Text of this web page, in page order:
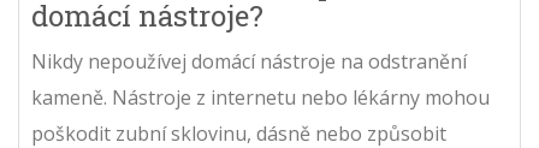
domácí nástroje?
Nikdy nepoužívej domácí nástroje na odstranění
kameně. Nástroje z internetu nebo lékárny mohou
poškodit zubní sklovinu, dásně nebo způsobit